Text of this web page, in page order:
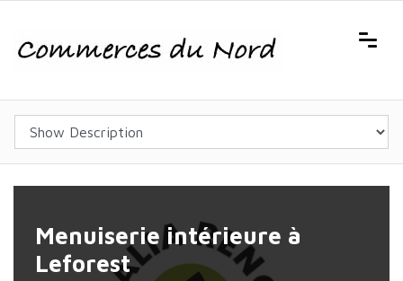
Menuiserie intérieure à
Leforest